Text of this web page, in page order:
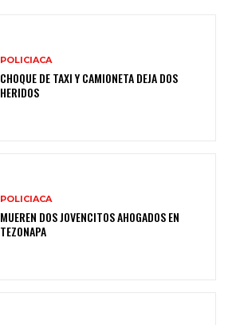
POLICIACA
CHOQUE DE TAXI Y CAMIONETA DEJA DOS
HERIDOS
POLICIACA
MUEREN DOS JOVENCITOS AHOGADOS EN
TEZONAPA